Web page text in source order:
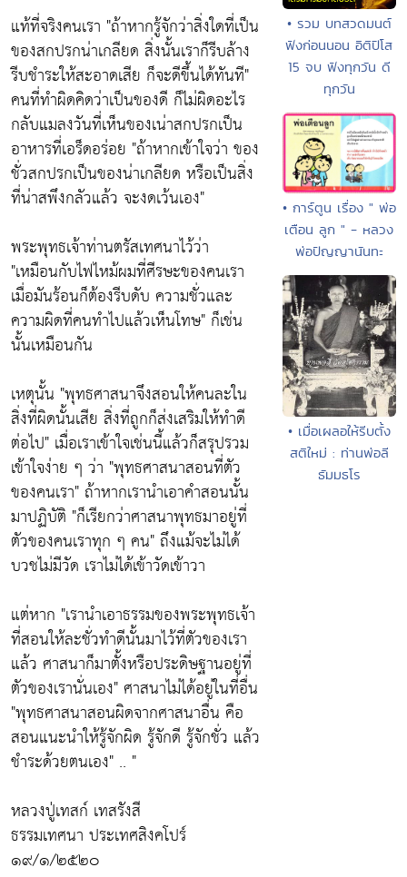
แท้ที่จริงคนเรา "ถ้าหากรู้จักว่าสิ่งใดที่เป็น
ของสกปรกน่าเกลียด สิ่งนั้นเราก็รีบล้าง
รีบชำระให้สะอาดเสีย ก็จะดีขึ้นได้ทันที"
คนที่ทำผิดคิดว่าเป็นของดี ก็ไม่ผิดอะไร
กลับแมลงวันที่เห็นของเน่าสกปรกเป็น
อาหารที่เอร็ดอร่อย "ถ้าหากเข้าใจว่า ของ
ชั่วสกปรกเป็นของน่าเกลียด หรือเป็นสิ่ง
ที่น่าสพึงกลัวแล้ว จะงดเว้นเอง"
พระพุทธเจ้าท่านตรัสเทศนาไว้ว่า
"เหมือนกับไฟไหม้ผมที่ศีรษะของคนเรา
เมื่อมันร้อนก็ต้องรีบดับ ความชั่วและ
ความผิดที่คนทำไปแล้วเห็นโทษ" ก็เช่น
นั้นเหมือนกัน
เหตุนั้น "พุทธศาสนาจึงสอนให้คนละใน
สิ่งที่ผิดนั้นเสีย สิ่งที่ถูกก็ส่งเสริมให้ทำดี
ต่อไป" เมื่อเราเข้าใจเช่นนี้แล้วก็สรุปรวม
เข้าใจง่าย ๆ ว่า "พุทธศาสนาสอนที่ตัว
ของคนเรา"ถ้าหากเรานำเอาคำสอนนั้น
มาปฏิบัติ "ก็เรียกว่าศาสนาพุทธมาอยู่ที่
ตัวของคนเราทุก ๆ คน"ถึงแม้จะไม่ได้
บวชไม่มีวัด เราไม่ได้เข้าวัดเข้าวา
แต่หาก "เรานำเอาธรรมของพระพุทธเจ้า
ที่สอนให้ละชั่วทำดีนั้นมาไว้ที่ตัวของเรา
แล้ว ศาสนาก็มาตั้งหรือประดิษฐานอยู่ที่
ตัวของเรานั่นเอง"ศาสนาไม่ได้อยู่ในที่อื่น
"พุทธศาสนาสอนผิดจากศาสนาอื่น คือ
สอนแนะนำให้รู้จักผิด รู้จักดี รู้จักชั่ว แล้ว
ชำระด้วยตนเอง" .. "
หลวงปู่เทสก์ เทสรังสี
ธรรมเทศนา ประเทศสิงคโปร์
๑๙/๑/๒๕๒๐
• รวม บทสวดมนต์
ฟังก่อนนอน อิติปิโส
15 จบ ฟังทุกวัน ดี
ทุกวัน
• การ์ตูน เรื่อง " พ่อ
เตือน ลูก " - หลวง
พ่อปัญญานันทะ
• เมื่อเผลอให้รีบตั้ง
สติใหม่ : ท่านพ่อลี
ธัมมธโร